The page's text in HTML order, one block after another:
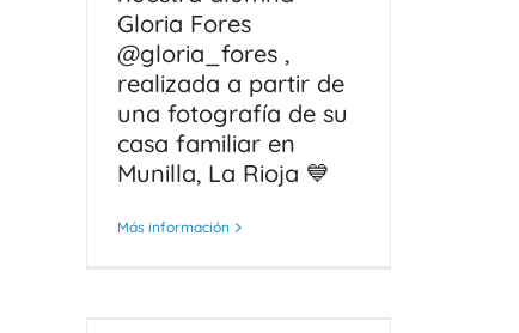
Gloria Fores
@gloria_fores ,
realizada a partir de
una fotografía de su
casa familiar en
Munilla, La Rioja 💙
Más información